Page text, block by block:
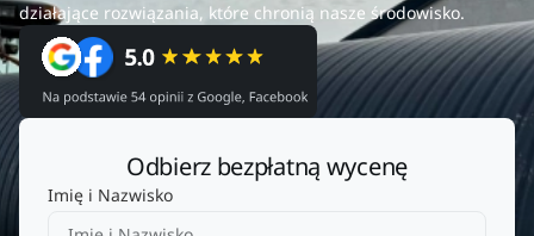
działające rozwiązania, które chronią nasze środowisko.
Odbierz bezpłatną wycenę
Imię i Nazwisko